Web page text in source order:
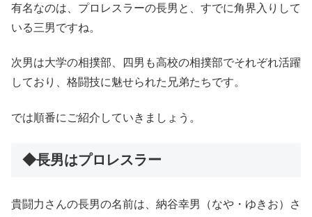
有名なのは、プロレスラーの長男と、すでに角界入りして
いる三男ですね。
次男は大学の相撲部、四男も高校の相撲部でそれぞれ活躍
しており、格闘技に魅せられた兄弟たちです。
では順番にご紹介していきましょう。
◆長男はプロレスラー
貴闘力さんの長男の名前は、納谷幸男（なや・ゆきお）さ